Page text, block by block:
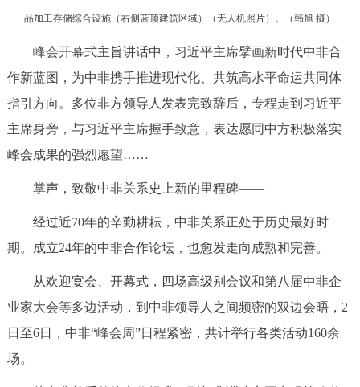
品加工存储综合设施（右侧蓝顶建筑区域）（无人机照片）。（韩旭 摄）
峰会开幕式主旨讲话中，习近平主席擘画新时代中非合
作新蓝图，为中非携手推进现代化、共筑高水平命运共同体
指引方向。多位非方领导人发表完致辞后，专程走到习近平
主席身旁，与习近平主席握手致意，表达愿同中方积极落实
峰会成果的强烈愿望……
掌声，致敬中非关系史上新的里程碑——
经过近70年的辛勤耕耘，中非关系正处于历史最好时
期。成立24年的中非合作论坛，也愈发走向成熟和完善。
从欢迎宴会、开幕式，四场高级别会议和第八届中非企
业家大会等多边活动，到中非领导人之间频密的双边会晤，2
日至6日，中非“峰会周”日程紧密，共计举行各类活动160余
场。